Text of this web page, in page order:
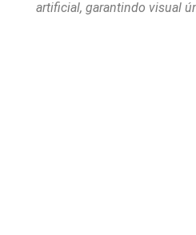
artificial, garantindo visual